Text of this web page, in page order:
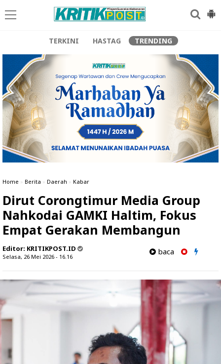
TERKINI HASTAG TRENDING
Home » Berita » Daerah » Kabar
Dirut Corongtimur Media Group
Nahkodai GAMKI Haltim, Fokus
Empat Gerakan Membangun
Editor: KRITIKPOST.ID
Selasa, 26 Mei 2026 - 16.16
baca